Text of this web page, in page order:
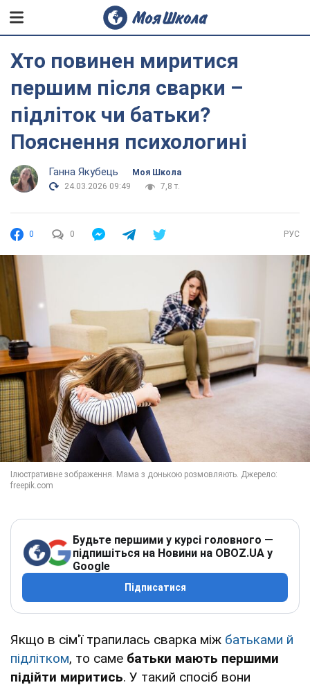
Хто повинен миритися
першим після сварки –
підліток чи батьки?
Пояснення психологині
Ганна Якубець
Моя Школа
24.03.2026 09:49
7,8 т.
0 0 РУС
Будьте першими у курсі головного —
підпишіться на Новини на OBOZ.UA у
Google
Підписатися
Якщо в сім'ї трапилась сварка між батьками й
підлітком, то саме батьки мають першими
підійти миритись. У такий спосіб вони